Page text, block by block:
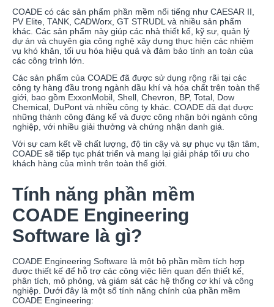
COADE có các sản phẩm phần mềm nổi tiếng như CAESAR II,
PV Elite, TANK, CADWorx, GT STRUDL và nhiều sản phẩm
khác. Các sản phẩm này giúp các nhà thiết kế, kỹ sư, quản lý
dự án và chuyên gia công nghệ xây dựng thực hiện các nhiệm
vụ khó khăn, tối ưu hóa hiệu quả và đảm bảo tính an toàn của
các công trình lớn.
Các sản phẩm của COADE đã được sử dụng rộng rãi tại các
công ty hàng đầu trong ngành dầu khí và hóa chất trên toàn thế
giới, bao gồm ExxonMobil, Shell, Chevron, BP, Total, Dow
Chemical, DuPont và nhiều công ty khác. COADE đã đạt được
những thành công đáng kể và được công nhận bởi ngành công
nghiệp, với nhiều giải thưởng và chứng nhận danh giá.
Với sự cam kết về chất lượng, độ tin cậy và sự phục vụ tận tâm,
COADE sẽ tiếp tục phát triển và mang lại giải pháp tối ưu cho
khách hàng của mình trên toàn thế giới.
Tính năng phần mềm
COADE Engineering
Software là gì?
COADE Engineering Software là một bộ phần mềm tích hợp
được thiết kế để hỗ trợ các công việc liên quan đến thiết kế,
phân tích, mô phỏng, và giám sát các hệ thống cơ khí và công
nghiệp. Dưới đây là một số tính năng chính của phần mềm
COADE Engineering: